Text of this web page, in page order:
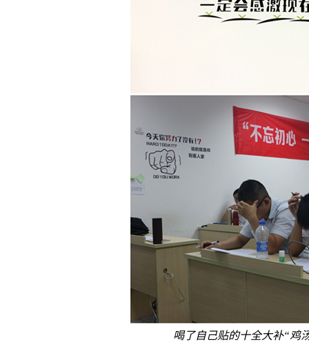
喝了自己贴的十全大补“鸡